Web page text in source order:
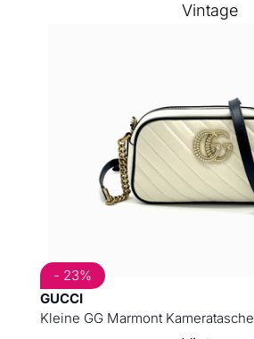
GUCCI
Kleine GG Marmont Kameratasche
- 23%
Vintage